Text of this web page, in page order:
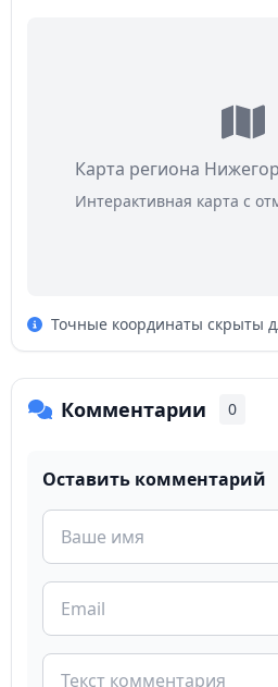
Карта региона
Интерактивная карта с
Точные координаты скрыты
Комментарии 0
Оставить комментарий